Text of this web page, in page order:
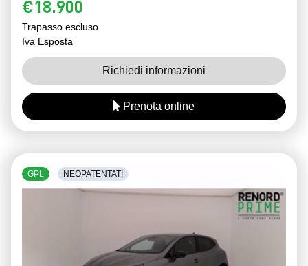
€18.900
Trapasso escluso
Iva Esposta
Richiedi informazioni
Prenota online
GPL NEOPATENTATI